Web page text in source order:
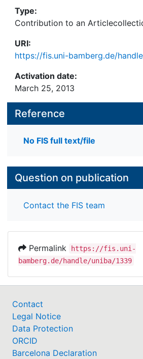
Type:
Contribution to an
URI:
https://fis.uni-bamberg.de/
Activation date:
March 25, 2013
Reference
No FIS full text/file
Question on publication
Contact the FIS team
Permalink
https://fis.uni-
bamberg.de/handle/uniba/1339
Contact
Legal Notice
Data Protection
ORCID
Barcelona Declaration